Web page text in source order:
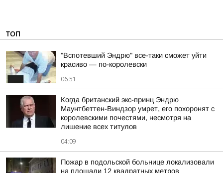
ТОП
"Вспотевший Эндрю" все-таки сможет уйти
красиво — по-королевски
06:51
Когда британский экс-принц Эндрю
Маунтбеттен-Виндзор умрет, его похоронят с
королевскими почестями, несмотря на
лишение всех титулов
04:09
Пожар в подольской больнице локализовали
на площади 12 квадратных метров